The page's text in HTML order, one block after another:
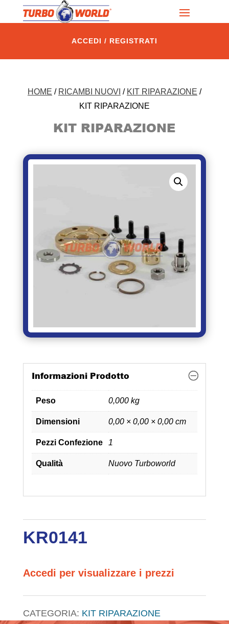
ACCEDI / REGISTRATI
HOME / RICAMBI NUOVI / KIT RIPARAZIONE /
KIT RIPARAZIONE
KIT RIPARAZIONE
Informazioni Prodotto
Peso 0,000 kg
Dimensioni 0,00 × 0,00 × 0,00 cm
Pezzi Confezione 1
Qualità Nuovo Turboworld
KR0141
Accedi per visualizzare i prezzi
CATEGORIA: KIT RIPARAZIONE